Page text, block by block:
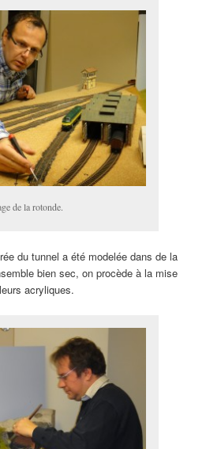
de la rotonde.
du tunnel a été modelée dans de la
bien sec, on procède à la mise
acryliques.